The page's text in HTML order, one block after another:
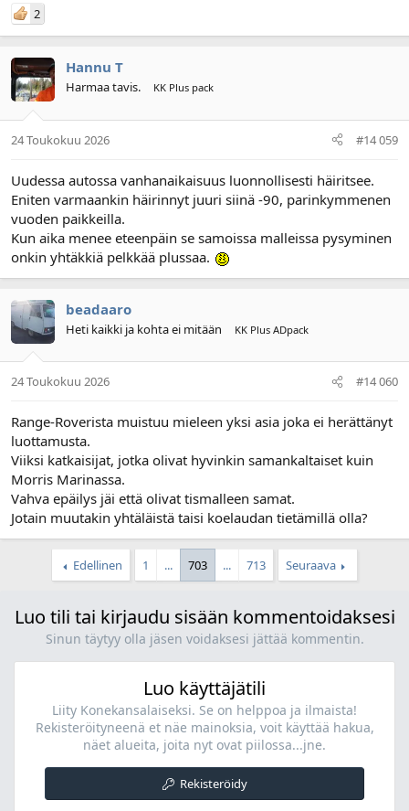
2
Hannu T
Harmaa tavis. KK Plus pack
24 Toukokuu 2026 #14 059
Uudessa autossa vanhanaikaisuus luonnollisesti häiritsee.
Eniten varmaankin häirinnyt juuri siinä -90, parinkymmenen
vuoden paikkeilla.
Kun aika menee eteenpäin se samoissa malleissa pysyminen
onkin yhtäkkiä pelkkää plussaa.
beadaaro
Heti kaikki ja kohta ei mitään KK Plus ADpack
24 Toukokuu 2026 #14 060
Range-Roverista muistuu mieleen yksi asia joka ei herättänyt
luottamusta.
Viiksi katkaisijat, jotka olivat hyvinkin samankaltaiset kuin
Morris Marinassa.
Vahva epäilys jäi että olivat tismalleen samat.
Jotain muutakin yhtäläistä taisi koelaudan tietämillä olla?
Edellinen 1 ... 703 ... 713 Seuraava
Luo tili tai kirjaudu sisään kommentoidaksesi
Sinun täytyy olla jäsen voidaksesi jättää kommentin.
Luo käyttäjätili
Liity Konekansalaiseksi. Se on helppoa ja ilmaista!
Rekisteröityneenä et näe mainoksia, voit käyttää hakua,
näet alueita, joita nyt ovat piilossa...jne.
Rekisteröidy